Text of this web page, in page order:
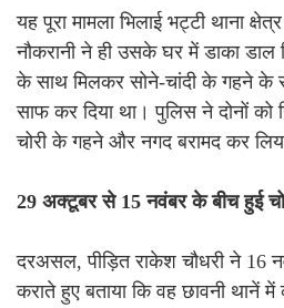
यह पूरा मामला भिलाई भट्टी थाना
नौकरानी ने ही उसके घर में डाका डाल
के साथ मिलकर सोने-चांदी के गहने के
साफ कर दिया था। पुलिस ने दोनों
चोरी के गहने और नगद बरामद कर
29 अक्टूबर से 15 नवंबर के बीच हुई
दरअसल, पीड़ित राकेश चौधरी ने 16
कराते हुए बताया कि वह छावनी थानें